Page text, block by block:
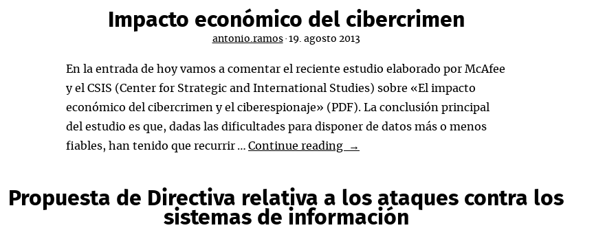
Impacto económico del cibercrimen
antonio.ramos · 19. agosto 2013
En la entrada de hoy vamos a comentar el reciente estudio elaborado por McAfee
y el CSIS (Center for Strategic and International Studies) sobre «El impacto
económico del cibercrimen y el ciberespionaje» (PDF). La conclusión principal
del estudio es que, dadas las dificultades para disponer de datos más o menos
fiables, han tenido que recurrir … Continue reading
Impacto
cibercrimen
→
Propuesta de Directiva relativa a los ataques contra los
sistemas de información